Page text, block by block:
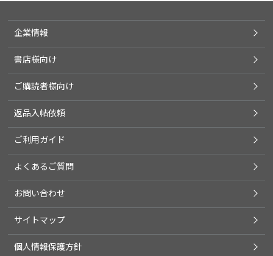
企業情報
書店様向け
ご購読者様向け
返品入帖依頼
ご利用ガイド
よくあるご質問
お問い合わせ
サイトマップ
個人情報保護方針